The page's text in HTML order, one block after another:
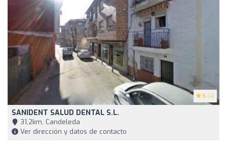
5 (4)
SANIDENT SALUD DENTAL S.L.
31,2km, Candeleda
Ver dirección y datos de contacto